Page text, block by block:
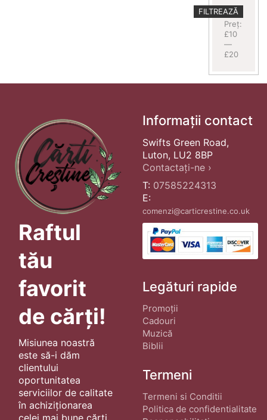
Preț
minim
Preț
maxim
FILTREAZĂ
Preț:
£10
—
£20
Raftul
tău
favorit
de cărți!
Misiunea noastră
este să-i dăm
clientului
oportunitatea
serviciilor de calitate
în achiziționarea
celei mai bune cărți.
Informații contact
Swifts Green Road,
Luton, LU2 8BP
Contactați-ne ›
T: 07585224313
E:
comenzi@carticrestine.co.uk
Legături rapide
Promoții
Cadouri
Muzică
Biblii
Termeni
Termeni si Conditii
Politica de confidentialitate